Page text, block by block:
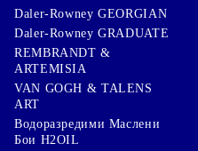
Daler-Rowney GEORGIAN
Daler-Rowney GRADUATE
REMBRANDT &
ARTEMISIA
VAN GOGH & TALENS
ART
Водоразредими Маслени
Бои H2OIL